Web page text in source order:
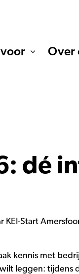
voor Over
dé
KEI-Start
kennis met
leggen: tijdens